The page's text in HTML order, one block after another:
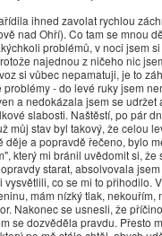
ihned zavolat rychlou
nad Ohří). Co tam se mnou
problémů, v noci jsem
najednou z ničeho nic
si vůbec nepamatuji, je to
- do levé ruky jsem
a nedokázala jsem se
slabosti. Naštěstí, po pár
můj stav byl takový, že celou
a popravdě řečeno, bylo
který mi bránil uvědomit si,
starat, absolvovala
co se mi to přihodilo.
mám nízký tlak, nekouřím,
Nakonec se usnesli, že
se dozvěděla pravdu. Přesto